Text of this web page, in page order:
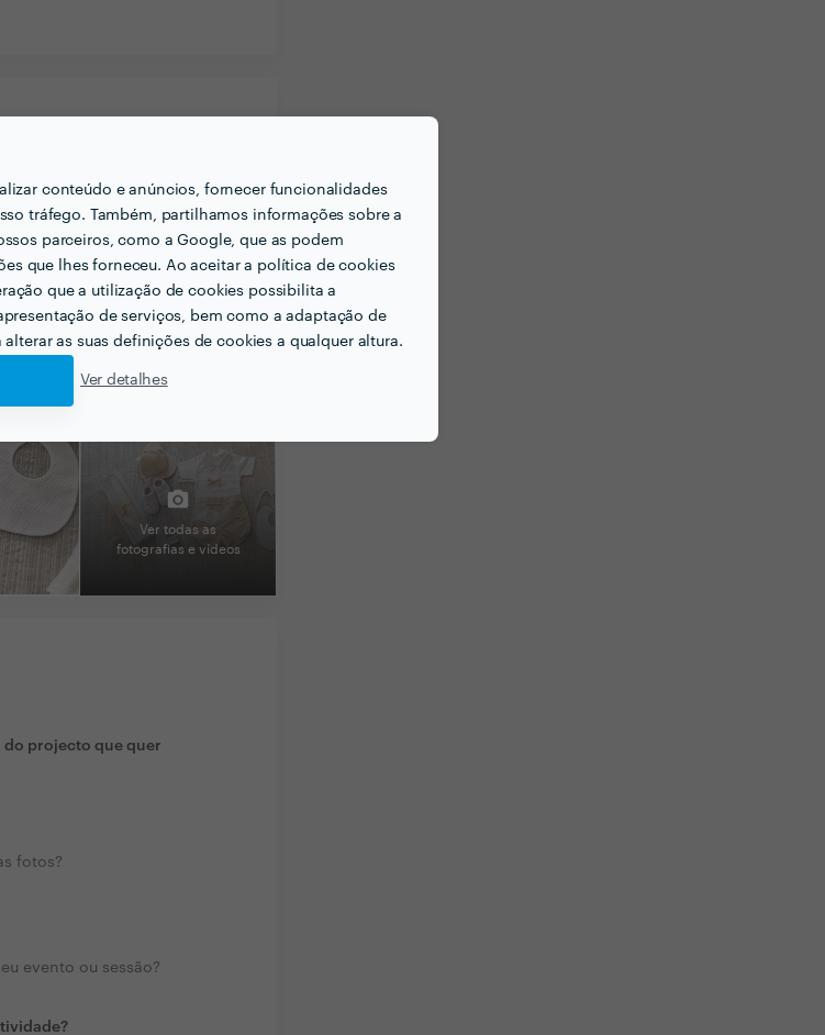
conteúdo e anúncios, fornecer funcionalidades
tráfego. Também, partilhamos informações sobre a
parceiros, como a Google, que as podem
que lhes forneceu. Ao aceitar a política de cookies
que a utilização de cookies possibilita a
de serviços, bem como a adaptação de
as suas definições de cookies a qualquer altura.
Ver detalhes
Ver todas as
fotografias e vídeos
do projecto que quer
fotos?
evento ou sessão?